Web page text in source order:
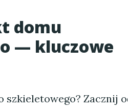
domu
— kluczowe
szkieletowego? Zacznij